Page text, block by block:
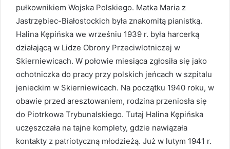
pułkownikiem Wojska Polskiego. Matka Maria z
Jastrzębiec-Białostockich była znakomitą pianistką.
Halina Kępińska we wrześniu 1939 r. była harcerką
działającą w Lidze Obrony Przeciwlotniczej w
Skierniewicach. W połowie miesiąca zgłosiła się jako
ochotniczka do pracy przy polskich jeńcach w szpitalu
jenieckim w Skierniewicach. Na początku 1940 roku, w
obawie przed aresztowaniem, rodzina przeniosła się
do Piotrkowa Trybunalskiego. Tutaj Halina Kępińska
uczęszczała na tajne komplety, gdzie nawiązała
kontakty z patriotyczną młodzieżą. Już w lutym 1941 r.